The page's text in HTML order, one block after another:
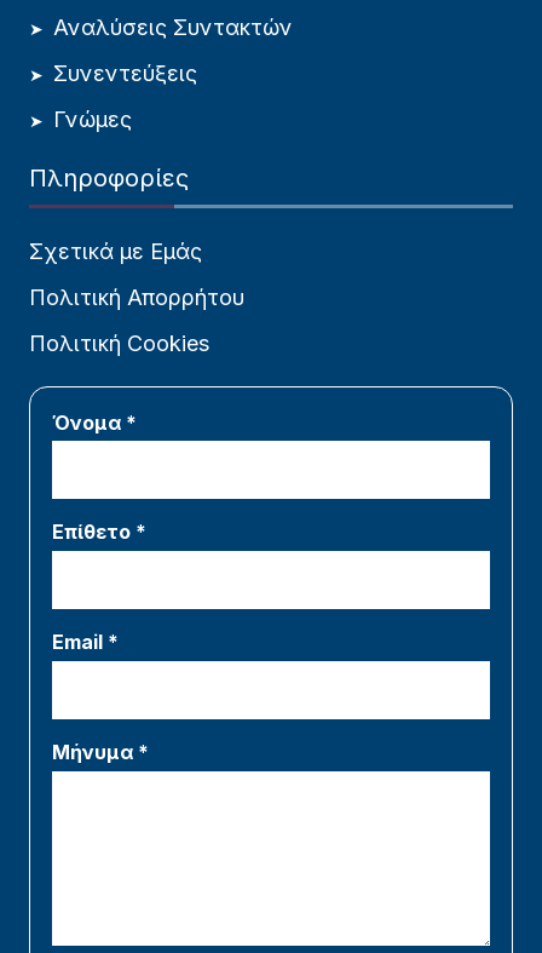
Αναλύσεις Συντακτών
Συνεντεύξεις
Γνώμες
Πληροφορίες
Σχετικά με Εμάς
Πολιτική Απορρήτου
Πολιτική Cookies
Όνομα *
Επίθετο *
Email *
Μήνυμα *